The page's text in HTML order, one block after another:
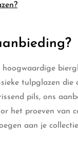
tulpglazen die
pils, ons
het proeven van
aan je